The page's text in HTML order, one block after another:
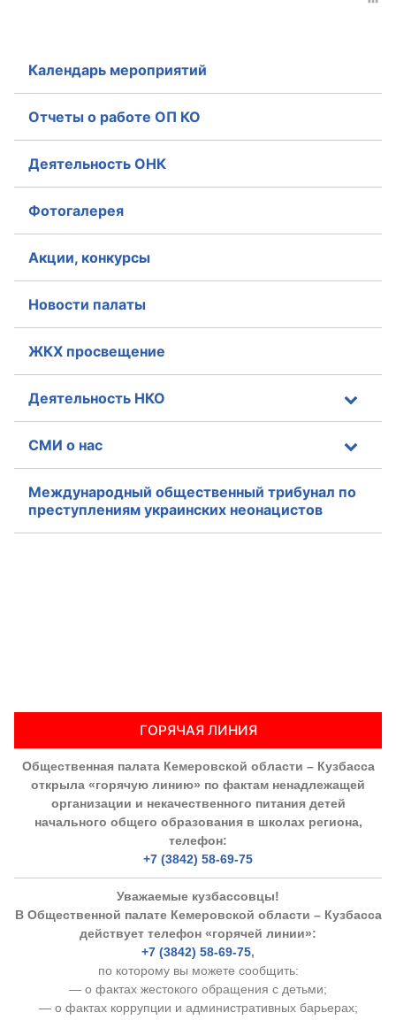
Календарь мероприятий
Отчеты о работе ОП КО
Деятельность ОНК
Фотогалерея
Акции, конкурсы
Новости палаты
ЖКХ просвещение
Деятельность НКО
СМИ о нас
Международный общественный трибунал по
преступлениям украинских неонацистов
ГОРЯЧАЯ ЛИНИЯ
Общественная палата Кемеровской области – Кузбасса
открыла «горячую линию» по фактам ненадлежащей
организации и некачественного питания детей
начального общего образования в школах региона,
телефон:
+7 (3842) 58-69-75
Уважаемые кузбассовцы!
В Общественной палате Кемеровской области – Кузбасса
действует телефон «горячей линии»:
+7 (3842) 58-69-75,
по которому вы можете сообщить:
— о фактах жестокого обращения с детьми;
— о фактах коррупции и административных барьерах;